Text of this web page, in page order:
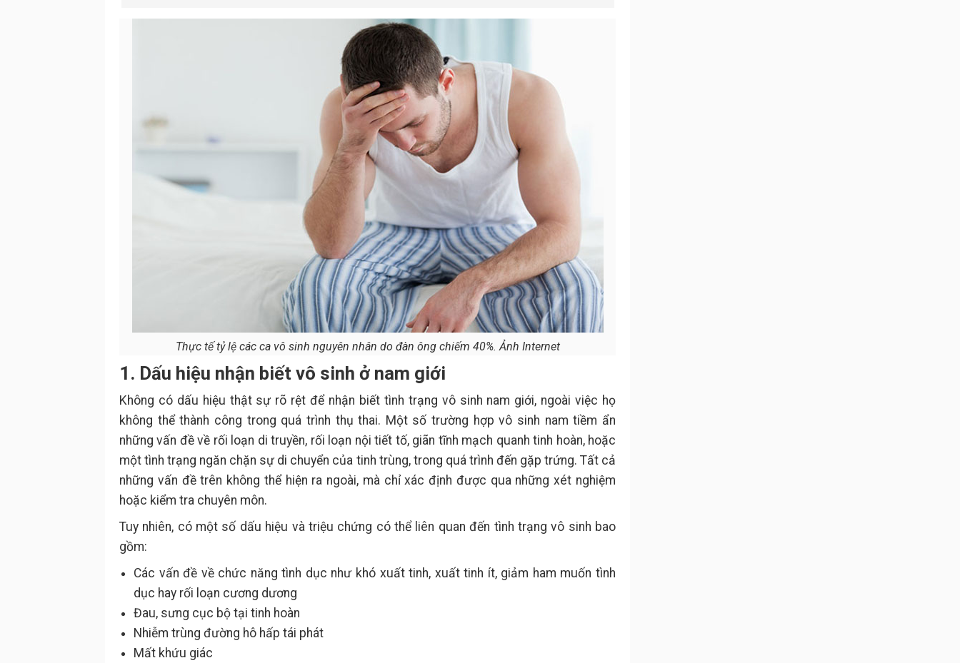
Thực tế tỷ lệ các ca vô sinh nguyên nhân do đàn ông chiếm 40%. Ảnh Internet
1. Dấu hiệu nhận biết vô sinh ở nam giới
Không có dấu hiệu thật sự rõ rệt để nhận biết tình trạng vô sinh nam giới, ngoài việc họ
không thể thành công trong quá trình thụ thai. Một số trường hợp vô sinh nam tiềm ẩn
những vấn đề về rối loạn di truyền, rối loạn nội tiết tố, giãn tĩnh mạch quanh tinh hoàn, hoặc
một tình trạng ngăn chặn sự di chuyển của tinh trùng, trong quá trình đến gặp trứng. Tất cả
những vấn đề trên không thể hiện ra ngoài, mà chỉ xác định được qua những xét nghiệm
hoặc kiểm tra chuyên môn.
Tuy nhiên, có một số dấu hiệu và triệu chứng có thể liên quan đến tình trạng vô sinh bao
gồm:
Các vấn đề về chức năng tình dục như khó xuất tinh, xuất tinh ít, giảm ham muốn tình
dục hay rối loạn cương dương
Đau, sưng cục bộ tại tinh hoàn
Nhiễm trùng đường hô hấp tái phát
Mất khứu giác